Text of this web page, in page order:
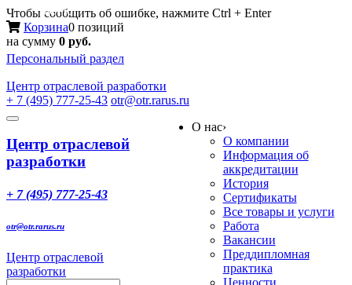
Чтобы сообщить об ошибке, нажмите Ctrl + Enter
Корзина0 позиций
на сумму 0 руб.
Персональный раздел
Центр отраслевой разработки
+ 7 (495) 777-25-43 otr@otr.rarus.ru
Toggle
Меню
Центр отраслевой
разработки
+ 7 (495) 777-25-43
otr@otr.rarus.ru
Центр отраслевой
разработки
О нас›
О компании
Информация об
аккредитации
История
Сертификаты
Все товары и услуги
Работа
Вакансии
Преддипломная
практика
Ценности